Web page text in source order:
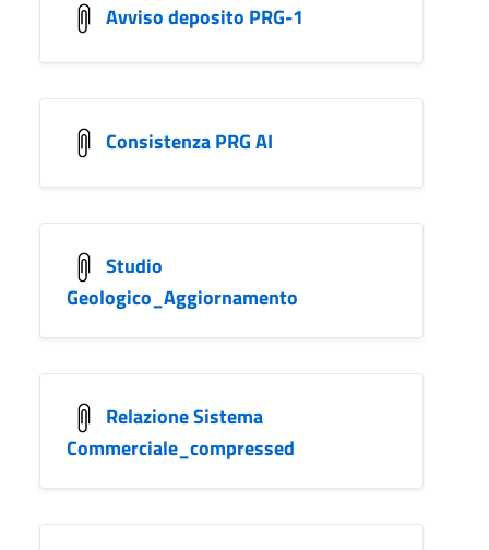
Avviso deposito PRG-1
Consistenza PRG AI
Studio
Geologico_Aggiornamento
Relazione Sistema
Commerciale_compressed